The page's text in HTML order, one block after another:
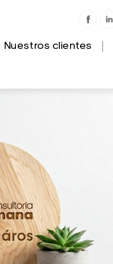
Nuestros clientes